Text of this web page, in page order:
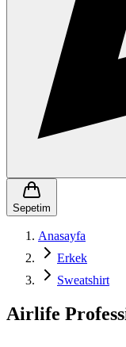
Sepetim
Anasayfa
Erkek
Sweatshirt
Airlife